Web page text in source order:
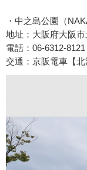
・中之島公園（
地址：大阪府大阪
電話：06-6312-
交通：京阪電車【